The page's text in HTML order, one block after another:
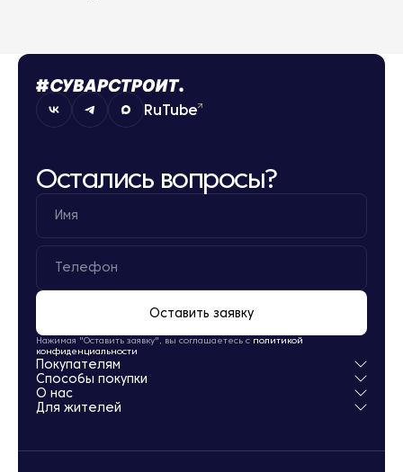
RuTube
Остались вопросы?
Оставить заявку
Нажимая "Оставить заявку", вы соглашаетесь с политикой
конфиденциальности
Покупателям
Квартиры
Паркинг
Способы покупки
Ипотека
О нас
Акции
Для жителей
Заселение